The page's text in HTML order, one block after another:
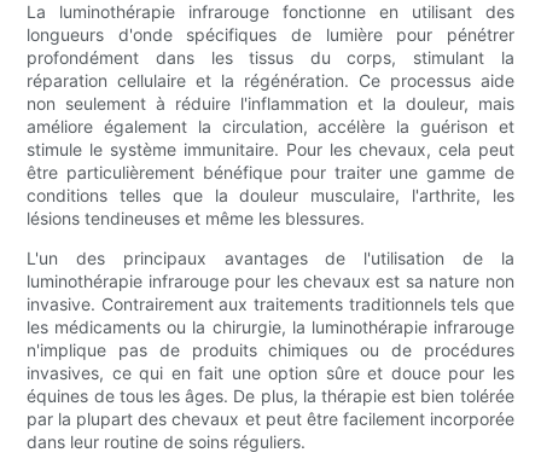
La luminothérapie infrarouge fonctionne en utilisant des
longueurs d'onde spécifiques de lumière pour pénétrer
profondément dans les tissus du corps, stimulant la
réparation cellulaire et la régénération. Ce processus aide
non seulement à réduire l'inflammation et la douleur, mais
améliore également la circulation, accélère la guérison et
stimule le système immunitaire. Pour les chevaux, cela peut
être particulièrement bénéfique pour traiter une gamme de
conditions telles que la douleur musculaire, l'arthrite, les
lésions tendineuses et même les blessures.
L'un des principaux avantages de l'utilisation de la
luminothérapie infrarouge pour les chevaux est sa nature non
invasive. Contrairement aux traitements traditionnels tels que
les médicaments ou la chirurgie, la luminothérapie infrarouge
n'implique pas de produits chimiques ou de procédures
invasives, ce qui en fait une option sûre et douce pour les
équines de tous les âges. De plus, la thérapie est bien tolérée
par la plupart des chevaux et peut être facilement incorporée
dans leur routine de soins réguliers.